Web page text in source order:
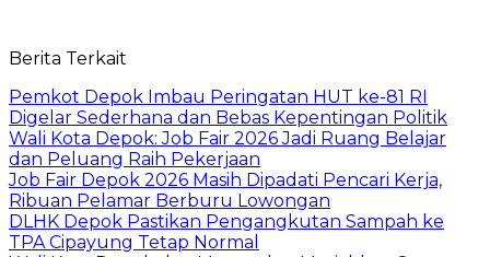
Berita Terkait
Pemkot Depok Imbau Peringatan HUT ke-81 RI
Digelar Sederhana dan Bebas Kepentingan Politik
Wali Kota Depok: Job Fair 2026 Jadi Ruang Belajar
dan Peluang Raih Pekerjaan
Job Fair Depok 2026 Masih Dipadati Pencari Kerja,
Ribuan Pelamar Berburu Lowongan
DLHK Depok Pastikan Pengangkutan Sampah ke
TPA Cipayung Tetap Normal